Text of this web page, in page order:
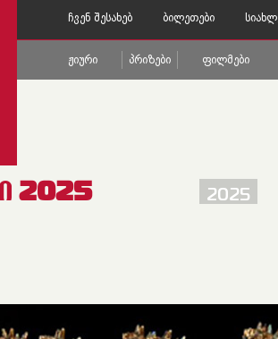
Ჩვენ Შესახებ Ბილეთები
Ჟიური Პრიზები Ფილმები
2025 2025